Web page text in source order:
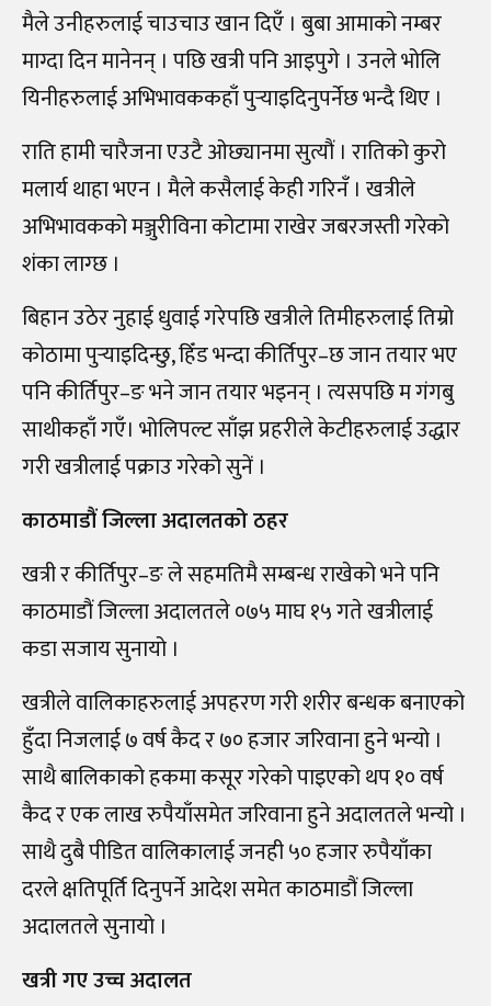
मैले उनीहरुलाई चाउचाउ खान दिएँ । बुबा आमाको नम्बर
माग्दा दिन मानेनन् । पछि खत्री पनि आइपुगे । उनले भोलि
यिनीहरुलाई अभिभावककहाँ पुर्‍याइदिनुपर्नेछ भन्दै थिए ।
राति हामी चारैजना एउटै ओछ्यानमा सुत्यौं । रातिको कुरो
मलार्य थाहा भएन । मैले कसैलाई केही गरिनँ । खत्रीले
अभिभावकको मञ्जुरीविना कोटामा राखेर जबरजस्ती गरेको
शंका लाग्छ ।
बिहान उठेर नुहाई धुवाई गरेपछि खत्रीले तिमीहरुलाई तिम्रो
कोठामा पुर्‍याइदिन्छु, हिँड भन्दा कीर्तिपुर–छ जान तयार भए
पनि कीर्तिपुर–ङ भने जान तयार भइनन् । त्यसपछि म गंगबु
साथीकहाँ गएँ। भोलिपल्ट साँझ प्रहरीले केटीहरुलाई उद्धार
गरी खत्रीलाई पक्राउ गरेको सुनें ।
काठमाडौं जिल्ला अदालतको ठहर
खत्री र कीर्तिपुर–ङ ले सहमतिमै सम्बन्ध राखेको भने पनि
काठमाडौं जिल्ला अदालतले ०७५ माघ १५ गते खत्रीलाई
कडा सजाय सुनायो ।
खत्रीले वालिकाहरुलाई अपहरण गरी शरीर बन्धक बनाएको
हुँदा निजलाई ७ वर्ष कैद र ७० हजार जरिवाना हुने भन्यो ।
साथै बालिकाको हकमा कसूर गरेको पाइएको थप १० वर्ष
कैद र एक लाख रुपैयाँसमेत जरिवाना हुने अदालतले भन्यो ।
साथै दुबै पीडित वालिकालाई जनही ५० हजार रुपैयाँका
दरले क्षतिपूर्ति दिनुपर्ने आदेश समेत काठमाडौं जिल्ला
अदालतले सुनायो ।
खत्री गए उच्च अदालत